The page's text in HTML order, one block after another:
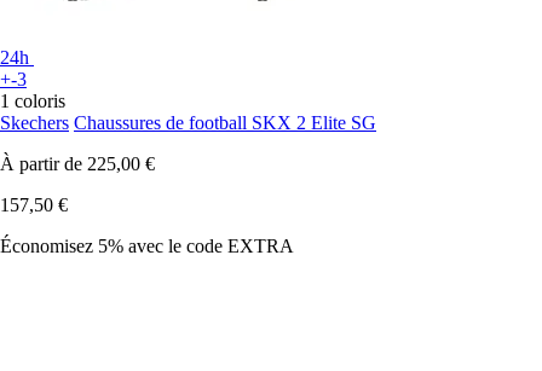
24h
+-3
1 coloris
Skechers Chaussures de football SKX 2 Elite SG
À partir de 225,00 €
157,50 €
Économisez 5% avec le code EXTRA